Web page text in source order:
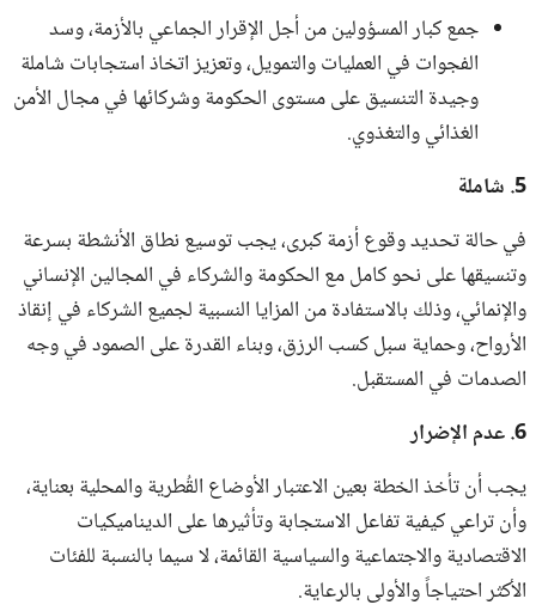
جمع كبار المسؤولين من أجل الإقرار الجماعي بالأزمة، وسد
الفجوات في العمليات والتمويل، وتعزيز اتخاذ استجابات شاملة
وجيدة التنسيق على مستوى الحكومة وشركائها في مجال الأمن
الغذائي والتغذوي.
5. شاملة
‫في حالة تحديد وقوع أزمة كبرى، يجب توسيع نطاق الأنشطة بسرعة
وتنسيقها على نحو كامل مع الحكومة والشركاء في المجالين الإنساني
والإنمائي، وذلك بالاستفادة من المزايا النسبية لجميع الشركاء في إنقاذ
الأرواح، وحماية سبل كسب الرزق، وبناء القدرة على الصمود في وجه
الصدمات في المستقبل.
6. عدم الإضرار
يجب أن تأخذ الخطة بعين الاعتبار الأوضاع القُطرية والمحلية بعناية،
وأن تراعي كيفية تفاعل الاستجابة وتأثيرها على الديناميكيات
الاقتصادية والاجتماعية والسياسية القائمة، لا سيما بالنسبة للفئات
الأكثر احتياجاً والأولى بالرعاية.